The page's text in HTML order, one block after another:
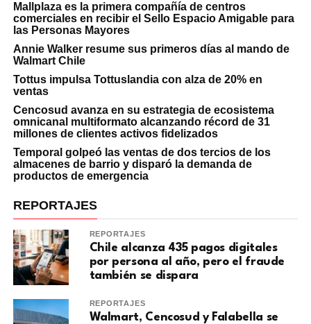
Mallplaza es la primera compañía de centros
comerciales en recibir el Sello Espacio Amigable para
las Personas Mayores
Annie Walker resume sus primeros días al mando de
Walmart Chile
Tottus impulsa Tottuslandia con alza de 20% en
ventas
Cencosud avanza en su estrategia de ecosistema
omnicanal multiformato alcanzando récord de 31
millones de clientes activos fidelizados
Temporal golpeó las ventas de dos tercios de los
almacenes de barrio y disparó la demanda de
productos de emergencia
REPORTAJES
REPORTAJES
Chile alcanza 435 pagos digitales
por persona al año, pero el fraude
también se dispara
REPORTAJES
Walmart, Cencosud y Falabella se